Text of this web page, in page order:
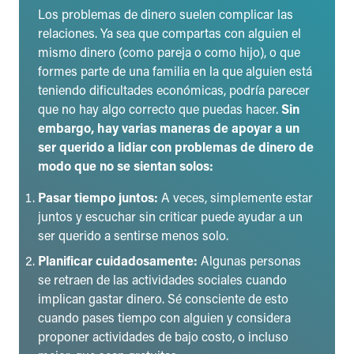
inglés) para ver si calificas para recibir pagos, bienes o
servicios que te ayuden a cubrir tus gastos básicos.
Los problemas de dinero son algo más que sólo
números.No temas hablar con un ser querido para
procesar los desafíos que estás enfrentando.
Los problemas de dinero suelen complicar las
relaciones. Ya sea que compartas con alguien el
mismo dinero (como pareja o como hijo), o que
formes parte de una familia en la que alguien está
teniendo dificultades económicas, podría parecer
que no hay algo correcto que puedas hacer.Sin
embargo, hay varias maneras de apoyar a un
ser querido a lidiar con problemas de dinero de
modo que no se sientan solos:
Pasar tiempo juntos: A veces, simplemente estar
juntos y escuchar sin criticar puede ayudar a un
ser querido a sentirse menos solo.
Planificar cuidadosamente: Algunas personas
se retraen de las actividades sociales cuando
implican gastar dinero. Sé consciente de esto
cuando pases tiempo con alguien y considera
proponer actividades de bajo costo, o incluso